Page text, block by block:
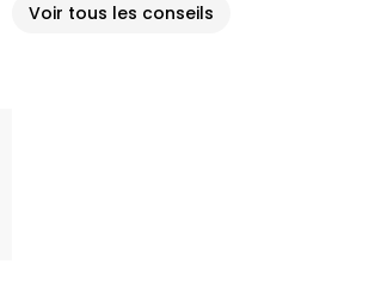
Voir tous les conseils